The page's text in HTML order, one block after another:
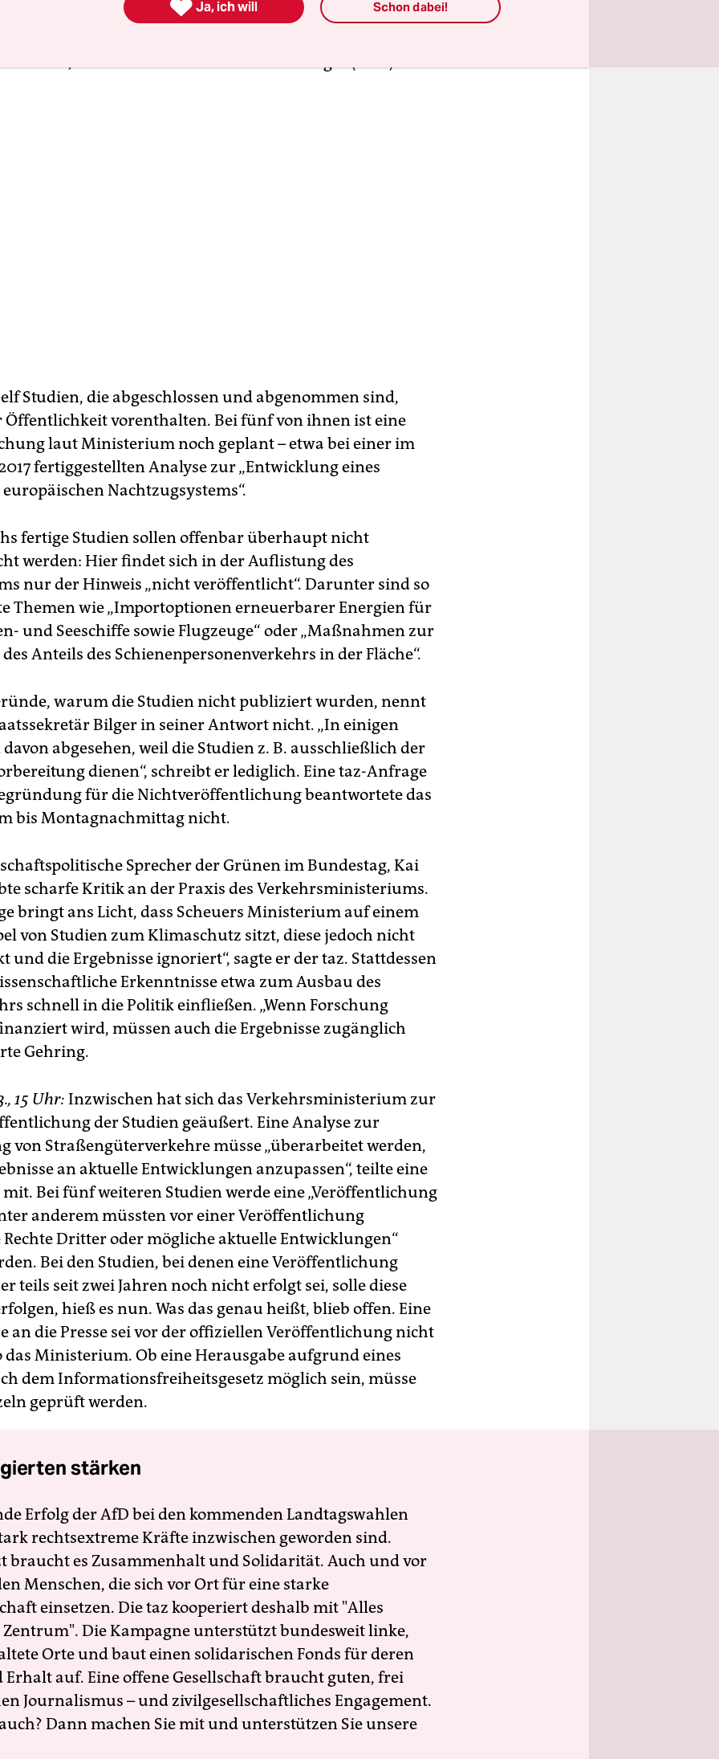
Laufzeit im letzten Jahr endete, liegt der
Studien, die abgeschlossen und abgenommen sind,
Öffentlichkeit vorenthalten. Bei fünf von ihnen ist eine
laut Ministerium noch geplant – etwa bei einer im
fertiggestellten Analyse zur „Entwicklung eines
Nachtzugsystems“.
fertige Studien sollen offenbar überhaupt nicht
werden: Hier findet sich in der Auflistung des
nur der Hinweis „nicht veröffentlicht“. Darunter sind so
Themen wie „Importoptionen erneuerbarer Energien für
und Seeschiffe sowie Flugzeuge“ oder „Maßnahmen zur
Anteils des Schienenpersonenverkehrs in der Fläche“.
warum die Studien nicht publiziert wurden, nennt
Bilger in seiner Antwort nicht. „In einigen
abgesehen, weil die Studien z. B. ausschließlich der
dienen“, schreibt er lediglich. Eine taz-Anfrage
für die Nichtveröffentlichung beantwortete das
bis Montagnachmittag nicht.
Sprecher der Grünen im Bundestag, Kai
scharfe Kritik an der Praxis des Verkehrsministeriums.
bringt ans Licht, dass Scheuers Ministerium auf einem
von Studien zum Klimaschutz sitzt, diese jedoch nicht
und die Ergebnisse ignoriert“, sagte er der taz. Stattdessen
Erkenntnisse etwa zum Ausbau des
schnell in die Politik einfließen. „Wenn Forschung
wird, müssen auch die Ergebnisse zugänglich
Gehring.
15 Uhr: Inzwischen hat sich das Verkehrsministerium zur
der Studien geäußert. Eine Analyse zur
von Straßengüterverkehre müsse „überarbeitet werden,
an aktuelle Entwicklungen anzupassen“, teilte eine
Bei fünf weiteren Studien werde eine „Veröffentlichung
anderem müssten vor einer Veröffentlichung
Rechte Dritter oder mögliche aktuelle Entwicklungen“
Bei den Studien, bei denen eine Veröffentlichung
teils seit zwei Jahren noch nicht erfolgt sei, solle diese
hieß es nun. Was das genau heißt, blieb offen. Eine
an die Presse sei vor der offiziellen Veröffentlichung nicht
das Ministerium. Ob eine Herausgabe aufgrund eines
dem Informationsfreiheitsgesetz möglich sein, müsse
geprüft werden.
stärken
Erfolg der AfD bei den kommenden Landtagswahlen
rechtsextreme Kräfte inzwischen geworden sind.
braucht es Zusammenhalt und Solidarität. Auch und vor
Menschen, die sich vor Ort für eine starke
einsetzen. Die taz kooperiert deshalb mit "Alles
Die Kampagne unterstützt bundesweit linke,
Orte und baut einen solidarischen Fonds für deren
Erhalt auf. Eine offene Gesellschaft braucht guten, frei
Journalismus – und zivilgesellschaftliches Engagement.
Dann machen Sie mit und unterstützen Sie unsere
 Ja, ich will Schon dabei!